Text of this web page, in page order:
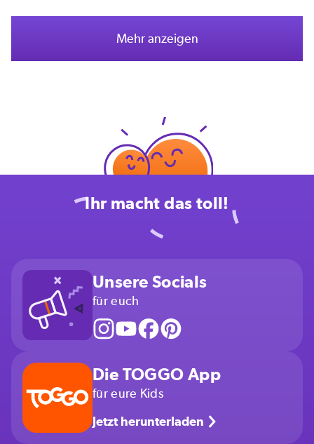
Mehr anzeigen
Ihr macht das toll!
Unsere Socials
für euch
Die TOGGO App
für eure Kids
Jetzt herunterladen